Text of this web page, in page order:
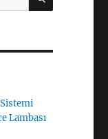
Sistemi
Lambası